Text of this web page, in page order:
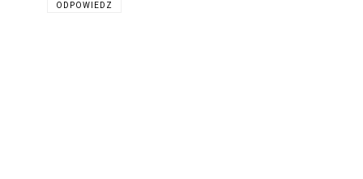
ODPOWIEDZ